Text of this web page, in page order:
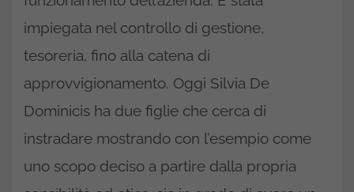
impiegata nel controllo di gestione,
tesoreria, fino alla catena di
approvvigionamento. Oggi Silvia De
Dominicis ha due figlie che cerca di
instradare mostrando con l’esempio come
uno scopo deciso a partire dalla propria